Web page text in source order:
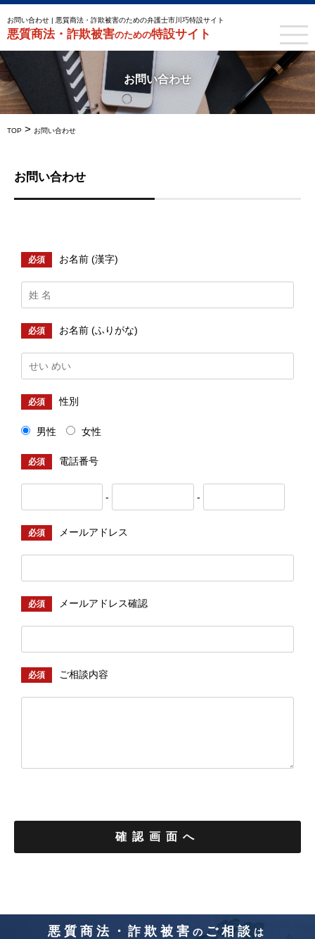
お問い合わせ | 悪質商法・詐欺被害のための弁護士市川巧特設サイト
悪質商法・詐欺被害のための特設サイト
お問い合わせ
TOP > お問い合わせ
お問い合わせ
必須 お名前 (漢字)
必須 お名前 (ふりがな)
必須 性別
男性 女性
必須 電話番号
- -
必須 メールアドレス
必須 メールアドレス確認
必須 ご相談内容
悪質商法・詐欺被害 の ご相談は